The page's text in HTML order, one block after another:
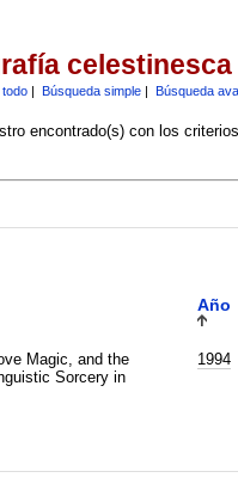
celestinesca
| Búsqueda simple| Búsqueda
encontrado(s) con los
Año
Magic, and the
Sorcery in
1994